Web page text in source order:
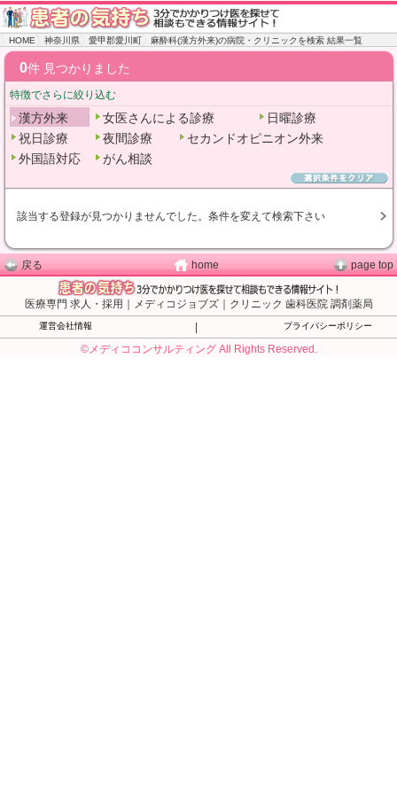
HOME 神奈川県 愛甲郡愛川町 麻酔科(漢方外来)の病院・クリニックを検索 結果一覧
0件 見つかりました
特徴でさらに絞り込む
漢方外来 女医さんによる診療
日曜診療
祝日診療
夜間診療
セカンドオピニオン外来
外国語対応
がん相談
該当する登録が見つかりませんでした。条件を変えて検索下さい
戻る home page top
医療専門 求人・採用｜メディコジョブズ｜クリニック 歯科医院 調剤薬局
運営会社情報 プライバシーポリシー
©メディココンサルティング All Rights Reserved.